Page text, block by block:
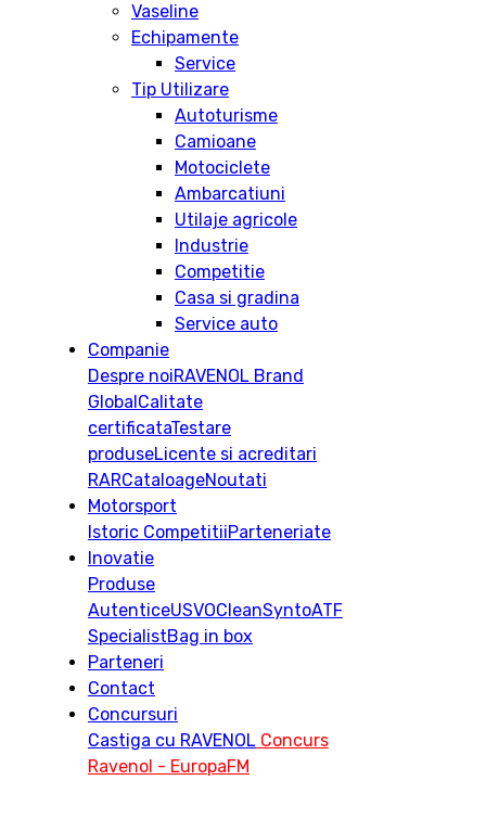
Vaseline
Echipamente
Service
Tip Utilizare
Autoturisme
Camioane
Motociclete
Ambarcatiuni
Utilaje agricole
Industrie
Competitie
Casa si gradina
Service auto
Companie
Despre noiRAVENOL Brand
GlobalCalitate
certificataTestare
produseLicente si acreditari
RARCataloageNoutati
Motorsport
Istoric CompetitiiParteneriate
Inovatie
Produse
AutenticeUSVOCleanSyntoATF
SpecialistBag in box
Parteneri
Contact
Concursuri
Castiga cu RAVENOL Concurs
Ravenol - EuropaFM